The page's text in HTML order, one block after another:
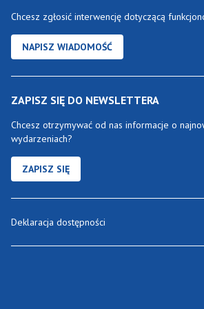
Chcesz zgłosić interwencję dotyczącą
NAPISZ WIADOMOŚĆ
ZAPISZ SIĘ DO NEWSLETTERA
Chcesz otrzymywać od nas informacje o
wydarzeniach?
ZAPISZ SIĘ
Deklaracja dostępności